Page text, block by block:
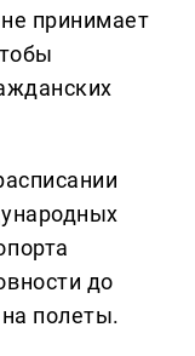
принимает
до
полеты.